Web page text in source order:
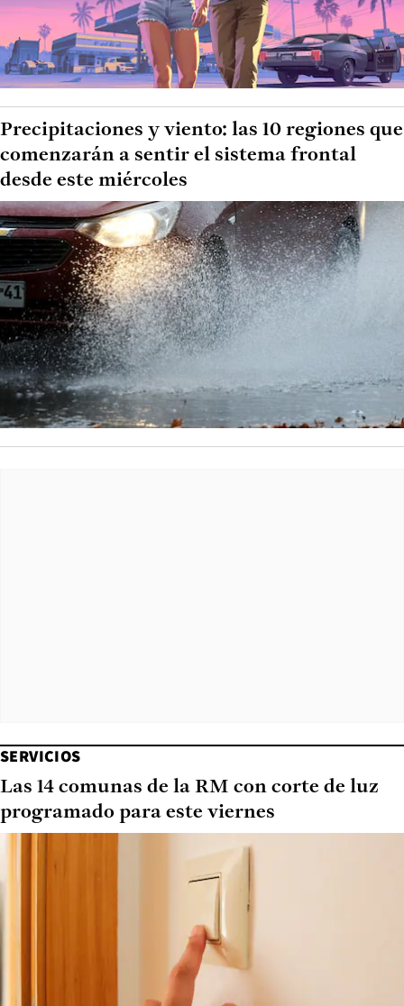
Precipitaciones y viento: las 10 regiones que
comenzarán a sentir el sistema frontal
desde este miércoles
SERVICIOS
Las 14 comunas de la RM con corte de luz
programado para este viernes